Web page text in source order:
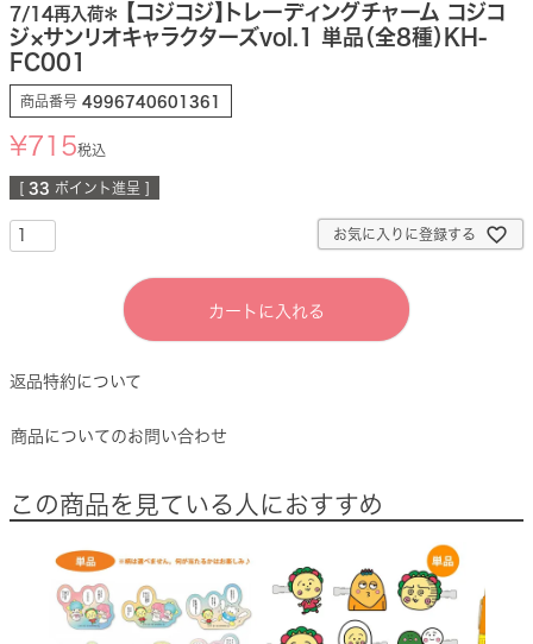
7/14再入荷＊
【コジコジ】トレーディングチャーム コジコ
ジ×サンリオキャラクターズvol.1 単品（全8種）KH-
FC001
商品番号 4996740601361
¥715税込
33 ポイント進呈 ]
お気に入りに登録する
カートに入れる
返品特約について
商品についてのお問い合わせ
この商品を見ている人におすすめ